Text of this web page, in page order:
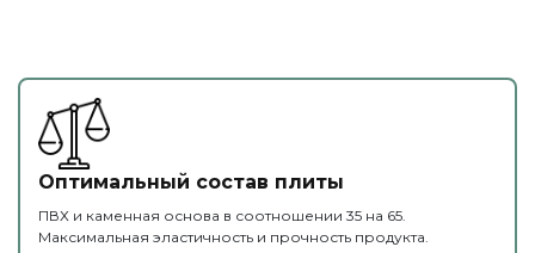
Оптимальный состав плиты
ПВХ и каменная основа в соотношении 35 на 65.
Максимальная эластичность и прочность продукта.